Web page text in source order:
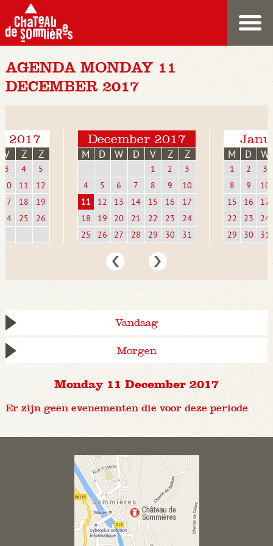
AGENDA MONDAY 11
DECEMBER 2017
2017
V Z Z
3 4
5
10
11
12
17
18
19
24
25 26
December 2017
M D W D V Z Z
1 2
3
4
5 6 7 8 9
10
11
12 13 14 15 16
17
18
19 20 21 22 23
24
25
26 27 28 29 30 31
M D W
1 2
3
8
9
10
15
16
17
22
23
24
29
30 31
Vandaag
Morgen
Monday 11 December 2017
Er zijn geen evenementen die voor deze periode